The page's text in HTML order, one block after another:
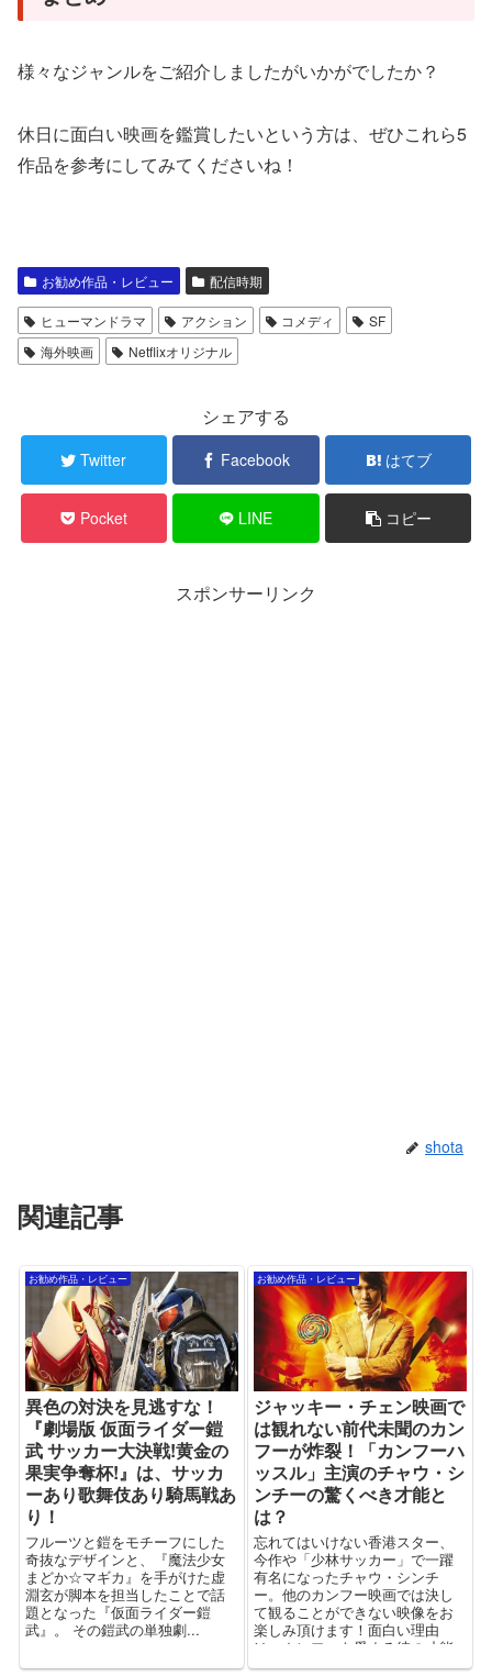
様々なジャンルをご紹介しましたがいかがでしたか？
休日に面白い映画を鑑賞したいという方は、ぜひこれら5
作品を参考にしてみてくださいね！
お勧め作品・レビュー 配信時期
ヒューマンドラマ アクション コメディ
SF
海外映画
Netflixオリジナル
シェアする
Twitter Facebook はてブ
Pocket LINE コピー
スポンサーリンク
shota
関連記事
お勧め作品・レビュー
異色の対決を見逃すな！
『劇場版 仮面ライダー鎧
武 サッカー大決戦!黄金の
果実争奪杯!』は、サッカ
ーあり歌舞伎あり騎馬戦あ
り！
フルーツと鎧をモチーフにした
奇抜なデザインと、『魔法少女
まどか☆マギカ』を手がけた虚
淵玄が脚本を担当したことで話
題となった『仮面ライダー鎧
武』。 その鎧武の単独劇...
お勧め作品・レビュー
ジャッキー・チェン映画で
は観れない前代未聞のカン
フーが炸裂！「カンフーハ
ッスル」主演のチャウ・シ
ンチーの驚くべき才能と
は？
忘れてはいけない香港スター、
今作や「少林サッカー」で一躍
有名になったチャウ・シンチ
ー。他のカンフー映画では決し
て観ることができない映像をお
楽しみ頂けます！面白い理由
は、カンフーを愛する彼の才能
に隠されていたのです！